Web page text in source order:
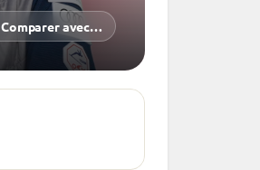
Comparer avec…